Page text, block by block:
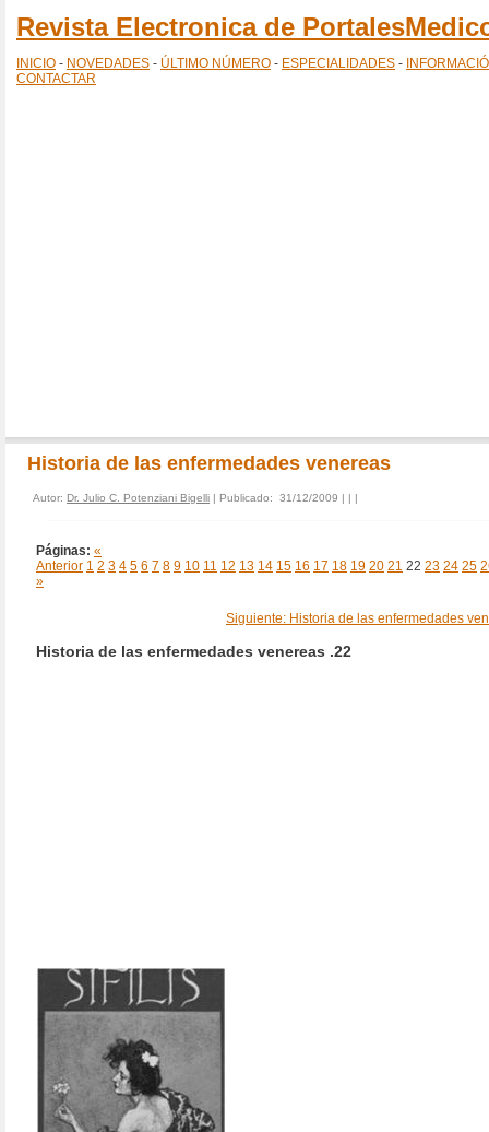
Revista Electronica de
INICIO - NOVEDADES - ÚLTIMO NÚMERO - ESPECIALIDADES -
CONTACTAR
Historia de las enfermedades venereas
Autor: Dr. Julio C. Potenziani Bigelli | Publicado: 31/12/2009 | | |
Páginas: «
Anterior 1 2 3 4 5 6 7 8 9 10 11 12 13 14 15 16 17 18 19 20 21 22 23 24 25
»
Siguiente: Historia de las enfermedades
Historia de las enfermedades venereas .22